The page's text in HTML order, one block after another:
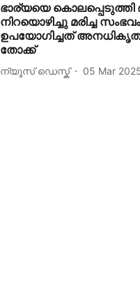
ഭാര്യയെ
നിറയൊഴിച്ചു മരിച്ച
ഉപയോഗിച്ചത്
തോക്ക്
ന്യൂസ് ഡെസ്ക് 05 Mar